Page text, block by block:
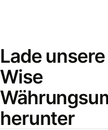
Lade
Wise
herunter